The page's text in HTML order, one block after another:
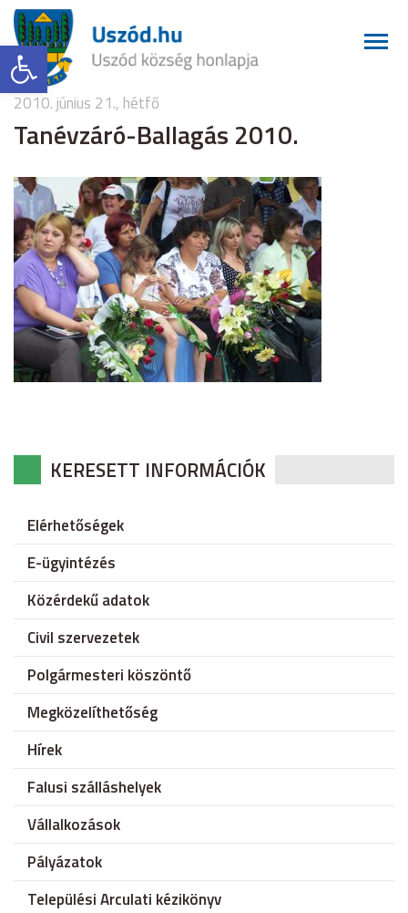
Eszköztár megnyitása
2010. június 21., hétfő
Tanévzáró-Ballagás 2010.
KERESETT INFORMÁCIÓK
Elérhetőségek
E-ügyintézés
Közérdekű adatok
Civil szervezetek
Polgármesteri köszöntő
Megközelíthetőség
Hírek
Falusi szálláshelyek
Vállalkozások
Pályázatok
Települési Arculati kézikönyv